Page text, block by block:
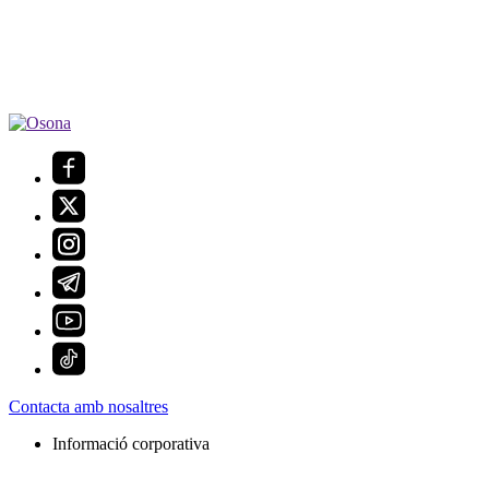
Contacta amb nosaltres
Informació corporativa